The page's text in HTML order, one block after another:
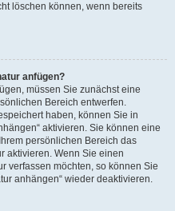
löschen können, wenn bereits
anfügen?
müssen Sie zunächst eine
Bereich entwerfen.
haben, können Sie in
aktivieren. Sie können eine
persönlichen Bereich das
aktivieren. Wenn Sie einen
verfassen möchten, so können Sie
anhängen“ wieder deaktivieren.